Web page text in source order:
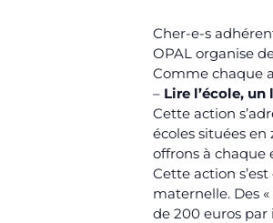
Cher-e-s
OPAL organise
Comme chaque
– Lire l’école,
Cette action
écoles situées
offrons à chaque
Cette action
maternelle. Des
de 200 euros